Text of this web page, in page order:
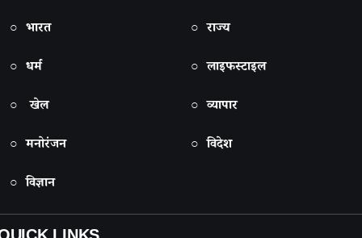
○ भारत
○ राज्य
○ धर्म
○ लाइफस्टाइल
○ खेल
○ व्यापार
○ मनोरंजन
○ विदेश
○ विज्ञान